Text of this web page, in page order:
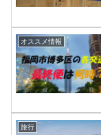
オススメ情報
旅行